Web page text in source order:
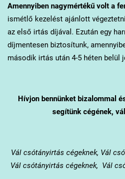
Amennyiben nagymértékű volt a
ismétlő kezelést ajánlott
az első irtás díjával. Ezután egy
díjmentesen biztosítunk,
második irtás után 4-5 héten belül
Hívjon bennünket bizalommal
segítünk cégének,
Válcsótányirtás cégeknek, Vál
Vál csótányirtás cégeknek, Vál